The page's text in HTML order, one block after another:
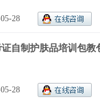
28
自制护肤品培训包教
28